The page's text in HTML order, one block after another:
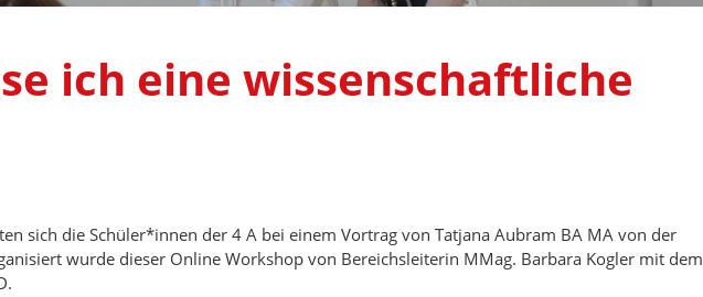
ich eine wissenschaftliche
sich die Schüler*innen der 4 A bei einem Vortrag von Tatjana Aubram BA MA von der
wurde dieser Online Workshop von Bereichsleiterin MMag. Barbara Kogler mit dem